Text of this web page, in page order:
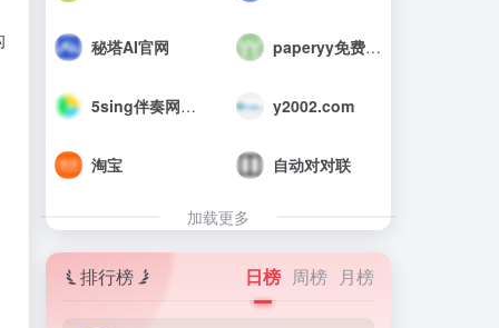
秘塔AI官网 paperyy免费查重入口_AIGC免费论文检测
5sing伴奏网_中国原创音乐伴奏网 y2002.com
淘宝 自动对对联
加载更多
排行榜 日榜 周榜 月榜